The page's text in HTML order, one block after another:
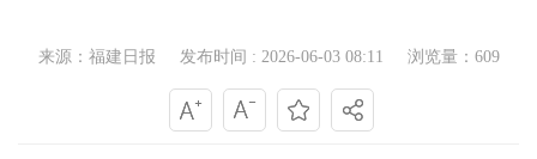
来源：福建日报 发布时间 : 2026-06-03 08:11 浏览量：609